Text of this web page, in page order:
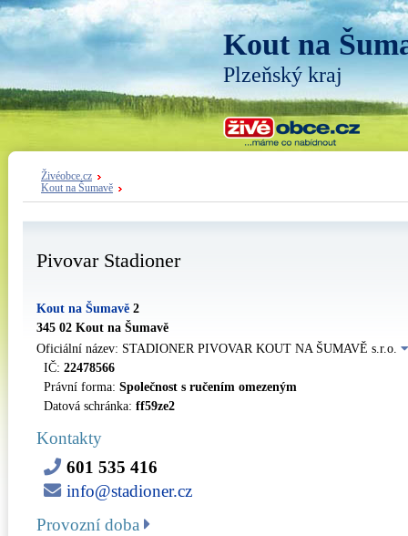
Kout na
Plzeňský kraj
Živéobce.cz
Kout na Šumavě
Pivovar Stadioner
Kout na Šumavě 2
345 02 Kout na Šumavě
Oficiální název: STADIONER PIVOVAR KOUT NA ŠUMAVĚ s.r.o.
IČ: 22478566
Právní forma: Společnost s ručením omezeným
Datová schránka: ff59ze2
Kontakty
601 535 416
info@stadioner.cz
Provozní doba